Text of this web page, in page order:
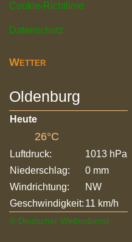
Cookie-Richtlinie
Datenschutz
Wetter
Oldenburg
Heute
26°C
Luftdruck:
1013 hPa
Niederschlag:
0 mm
Windrichtung:
NW
Geschwindigkeit: 11 km/h
© Deutscher Wetterdienst